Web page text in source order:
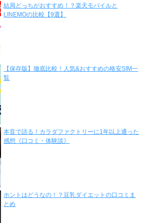
結局どっちがおすすめ！？楽天モバイルと
LINEMOの比較【9選】
【保存版】徹底比較！人気&おすすめの格安SIM一
覧
本音で語る！カラダファクトリーに1年以上通った
感想《口コミ・体験談》
ホントはどうなの！？豆乳ダイエットの口コミま
とめ